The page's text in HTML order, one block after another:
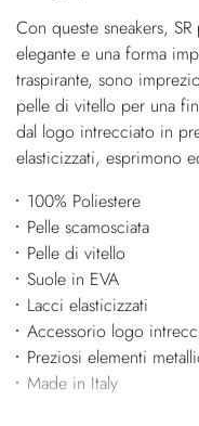
Con queste sneakers,
elegante e una forma
traspirante, sono
pelle di vitello per una
dal logo intrecciato in
elasticizzati, esprimono
100% Poliestere
Pelle scamosciata
Pelle di vitello
Suole in EVA
Lacci elasticizzati
Accessorio logo
Preziosi elementi
Made in Italy